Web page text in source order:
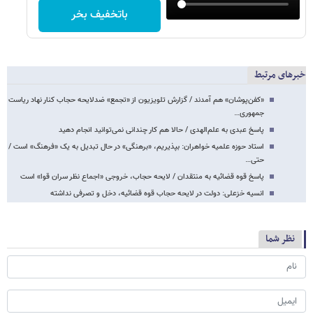
باتخفیف بخر
خبرهای مرتبط
«کفن‌پوشان» هم آمدند / گزارش تلویزیون از «تجمع» ضدلایحه حجاب کنار نهاد ریاست
جمهوری…
پاسخ عبدی به علم‌الهدی / حالا هم کار چندانی نمی‌توانید انجام دهید
استاد حوزه علمیه خواهران: بپذیریم، «برهنگی» در حال تبدیل به یک «فرهنگ» است /
حتی…
پاسخ قوه قضائیه به منتقدان / لایحه حجاب، خروجی «اجماع نظر سران قوا» است
انسیه خزعلی: دولت در لایحه حجاب قوه قضائیه، دخل و تصرفی نداشته
نظر شما